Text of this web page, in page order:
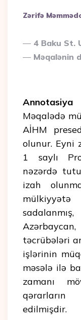
Posted
Zərifə
4 Baku St.
Məqalənin
Annotasiya
Məqalədə
AİHM
olunur. Eyni
1 saylı
nəzərdə
izah
təcrübələri
işlərinin
məsələ ilə
zamanı
edilmişdir.